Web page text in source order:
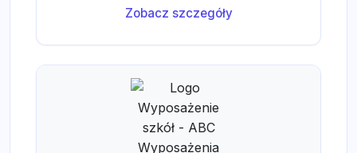
Zobacz szczegóły